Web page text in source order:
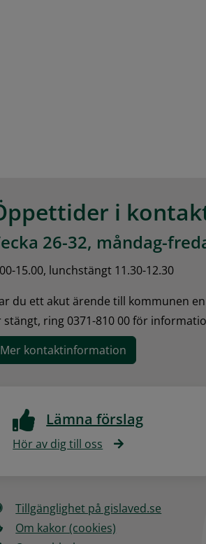
i
26-32, måndag-
15.00, lunchstängt 11.30-12.30
du ett akut ärende till kommunen
stängt, ring 0371-810 00 för
Mer kontaktinformation
Lämna förslag
Hör av dig till oss
Tillgänglighet på gislaved.se
Om kakor (cookies)